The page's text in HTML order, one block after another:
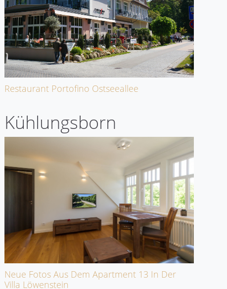
Restaurant Portofino Ostseeallee
Kühlungsborn
Neue Fotos Aus Dem Apartment 13 In Der
Villa Löwenstein